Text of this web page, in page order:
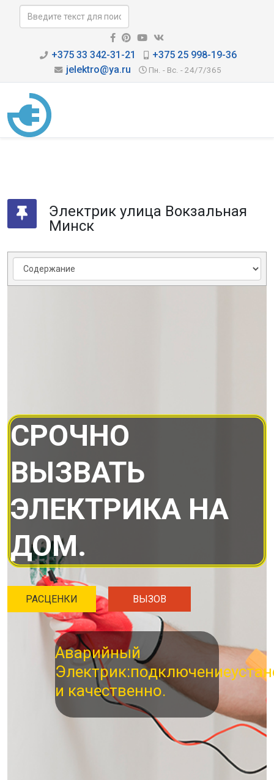
+375 33 342-31-21
+375 25 998-19-36
jelektro@ya.ru
Пн. - Вс. - 24/7/365
Электрик улица Вокзальная
Минск
СРОЧНО
ВЫЗВАТЬ
ЭЛЕКТРИКА НА
ДОМ.
РАСЦЕНКИ ВЫЗОВ
Аварийный
Электрик:подключение
и качественно.